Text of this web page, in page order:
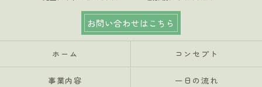
お問い合わせはこちら
ホーム コンセプト
事業内容 一日の流れ